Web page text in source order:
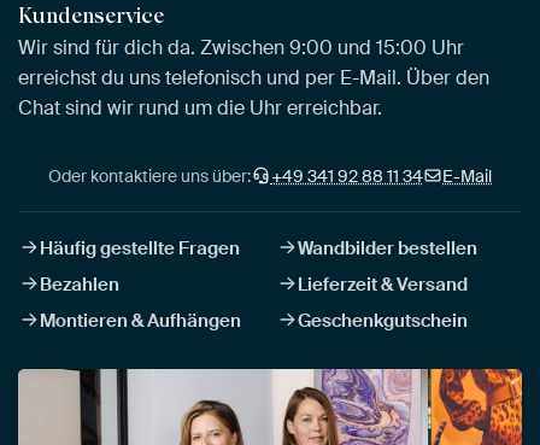
Kundenservice
Wir sind für dich da. Zwischen 9:00 und 15:00 Uhr
erreichst du uns telefonisch und per E-Mail. Über den
Chat sind wir rund um die Uhr erreichbar.
Oder kontaktiere uns über: +49 341 92 88 11 34 E-Mail
Häufig gestellte Fragen
Wandbilder bestellen
Bezahlen
Lieferzeit & Versand
Montieren & Aufhängen
Geschenkgutschein